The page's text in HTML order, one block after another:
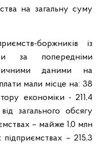
на загальну суму
боржників із
за попередніми
даними на
плати мали місце на: 38
економіки - 211,4
загального обсягу
– майже 1,0 млн
– 215,3